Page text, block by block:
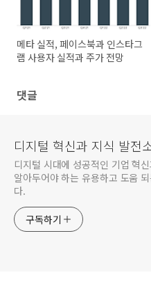
메타 실적, 페이스북과 인스타그
램 사용자 실적과 주가 전망
댓글
디지털 혁신과 지식 발전
디지털 시대에 성공적인 기업 혁
알아두어야 하는 유용하고 도움
다.
구독하기